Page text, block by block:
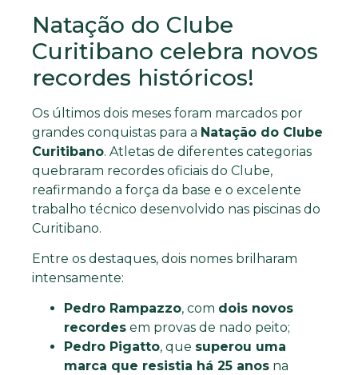
Natação do Clube
Curitibano celebra novos
recordes históricos!
Os últimos dois meses foram marcados por
grandes conquistas para a Natação do Clube
Curitibano. Atletas de diferentes categorias
quebraram recordes oficiais do Clube,
reafirmando a força da base e o excelente
trabalho técnico desenvolvido nas piscinas do
Curitibano.
Entre os destaques, dois nomes brilharam
intensamente:
Pedro Rampazzo, com dois novos
recordes em provas de nado peito;
Pedro Pigatto, que superou uma
marca que resistia há 25 anos na